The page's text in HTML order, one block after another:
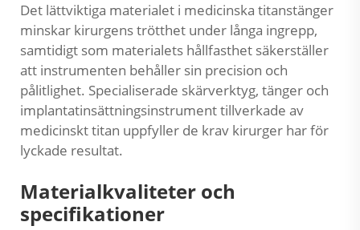
Det lättviktiga materialet i medicinska titanstänger
minskar kirurgens trötthet under långa ingrepp,
samtidigt som materialets hållfasthet säkerställer
att instrumenten behåller sin precision och
pålitlighet. Specialiserade skärverktyg, tänger och
implantatinsättningsinstrument tillverkade av
medicinskt titan uppfyller de krav kirurger har för
lyckade resultat.
Materialkvaliteter och
specifikationer